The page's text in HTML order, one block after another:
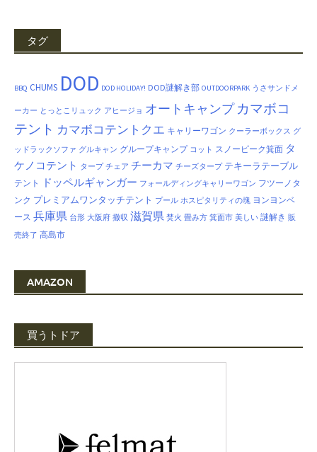
タグ
BBQ CHUMS DOD DOD HOLIDAY! DOD謎解き部 OUTDOORPARK うさサンドメ
ーカー とっとこリュック アヒージョ オートキャンプ カマボコ
テント カマボコテントクエ キャリーワゴン クーラーボックス グ
ッドラックソファ グルキャン グループキャンプ コット スノーピーク箕面 タ
ケノコテント タープ チェア チーカマ チーズタープ テキーラテーブル
テント ドッペルギャンガー フォールディングキャリーワゴン フツーノタ
ンク プレミアムワンタッチテント プール ホスピタリティの塊 ヨンヨンベ
ース 兵庫県 台形 大阪府 撤収 滋賀県 焚火 畳み方 箕面市 美しい 謎解き 販
売終了 高島市
AMAZON
買うトドア